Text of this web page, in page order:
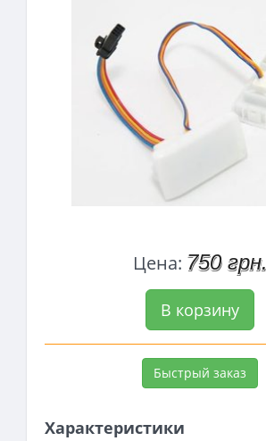
Цена: 750 грн.
В корзину
Быстрый заказ
Характеристики